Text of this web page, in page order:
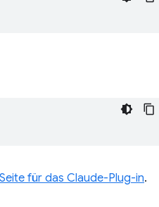
für das Claude-Plug-in.